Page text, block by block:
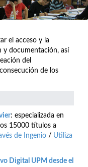
el acceso y la
y documentación, así
del
de los
: especializada en
15000 títulos a
de Ingenio / Utiliza
Digital UPM desde el